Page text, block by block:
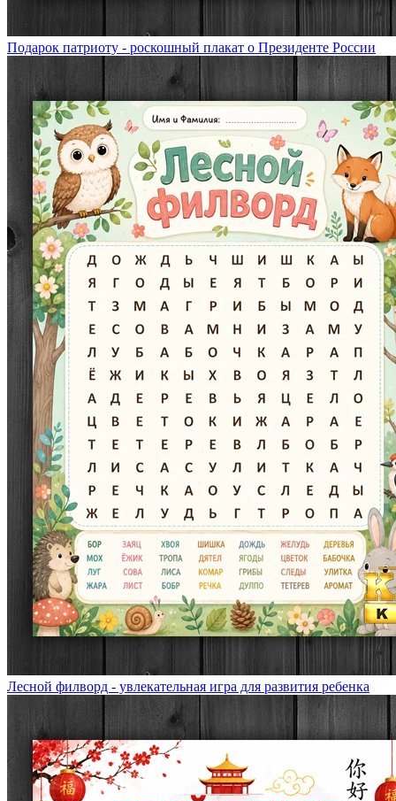
Подарок патриоту - роскошный плакат о Президенте России
Лесной филворд - увлекательная игра для развития ребенка